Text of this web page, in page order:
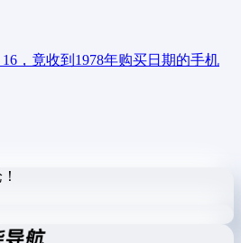
，竟收到1978年购买日期的手机